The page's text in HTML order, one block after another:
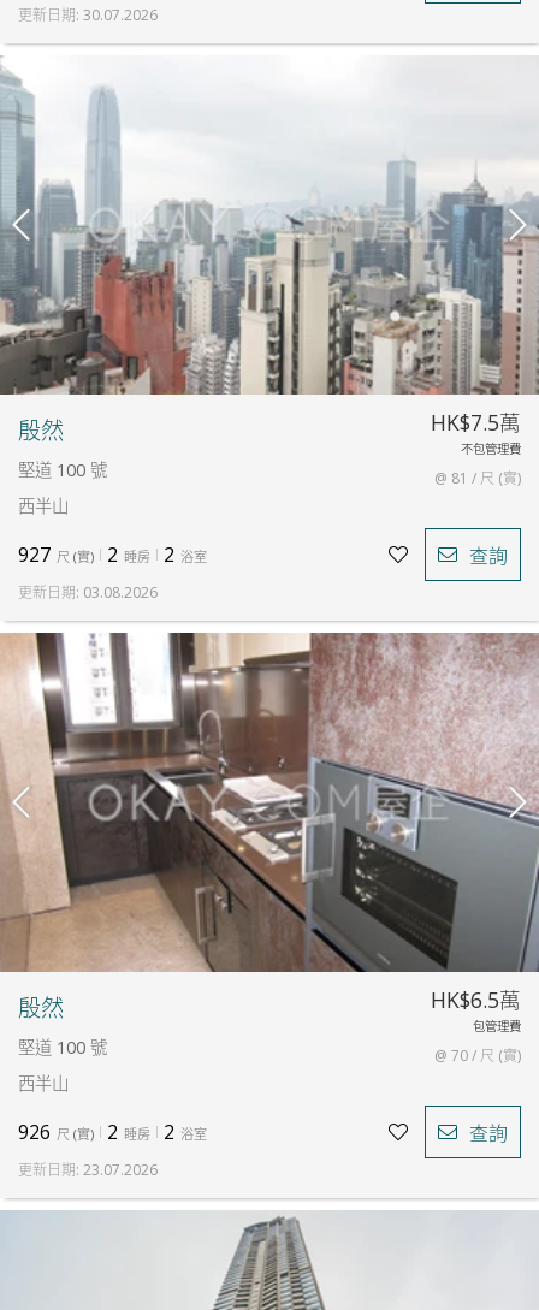
更新日期: 30.07.2026
殷然
堅道 100 號
西半山
HK$7.5萬
不包管理費
@ 81 / 尺 (實)
927 尺 (實) 2 睡房 2 浴室 查詢
更新日期: 03.08.2026
殷然
堅道 100 號
西半山
HK$6.5萬
包管理費
@ 70 / 尺 (實)
926 尺 (實) 2 睡房 2 浴室 查詢
更新日期: 23.07.2026